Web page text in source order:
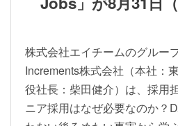
株式会社エイチームのグルー
Increments株式会社（本社：
役社長：柴田健介）は、採用
ニア採用はなぜ必要なのか？